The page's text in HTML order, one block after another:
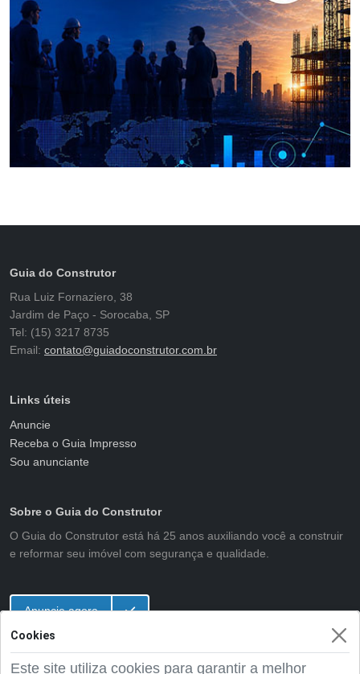
Guia do Construtor
Rua Luiz Fornaziero, 38
Jardim de Paço - Sorocaba, SP
Tel: (15) 3217 8735
Email: contato@guiadoconstrutor.com.br
Links úteis
Anuncie
Receba o Guia Impresso
Sou anunciante
Sobre o Guia do Construtor
O Guia do Construtor está há 25 anos auxiliando você a construir
e reformar seu imóvel com segurança e qualidade.
Anuncie agora
Cookies
Este site utiliza cookies para garantir a melhor